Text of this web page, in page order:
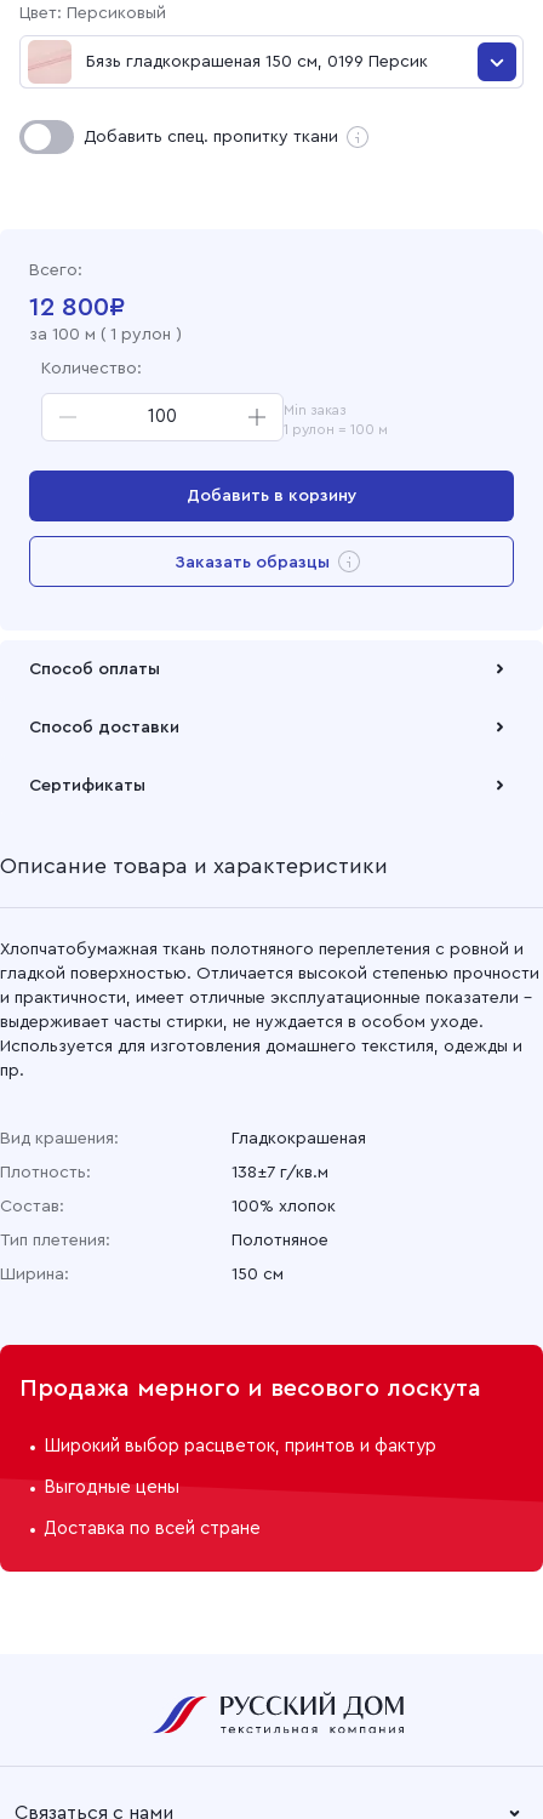
Цвет: Персиковый
Бязь гладкокрашеная 150 см, 0199 Персик
Бязь гладкокрашеная 150 см, 031 Оранжевый
Бязь гладкокрашеная 150 см, 032 Красный
Бязь гладкокрашеная 150 см, 011 Желтый
Бязь гладкокрашеная 150 см, 0105 Бирюза
Бязь гладкокрашеная 150 см, отбеленная
Бязь гладкокрашеная 150 см, 315 Черный
Бязь гладкокрашеная 150 см, 82 Изумруд
Бязь гладкокрашеная 150 см, 067 Зеленый
Бязь гладкокрашеная 150 см, 36 Хаки
Бязь гладкокрашеная 150 см, 01 Василек
Добавить спец. пропитку ткани
Всего:
12 800₽
за 100 м ( 1 рулон )
Количество:
Min заказ
1 рулон = 100 м
Добавить в корзину
Перейти в корзину
Заказать образцы
Способ оплаты
Способ доставки
наших складов или через транспортную компанию на Ваш
Подробнее
Сертификаты
Описание товара и характеристики
Хлопчатобумажная ткань полотняного переплетения с ровной и
гладкой поверхностью. Отличается высокой степенью прочности
и практичности, имеет отличные эксплуатационные показатели –
выдерживает часты стирки, не нуждается в особом уходе.
Используется для изготовления домашнего текстиля, одежды и
пр.
Вид крашения:
Гладкокрашеная
Плотность:
138±7 г/кв.м
Состав:
100% хлопок
Тип плетения:
Полотняное
Ширина:
150 см
Продажа мерного и весового лоскута
Широкий выбор расцветок, принтов и фактур
Выгодные цены
Доставка по всей стране
Связаться с нами